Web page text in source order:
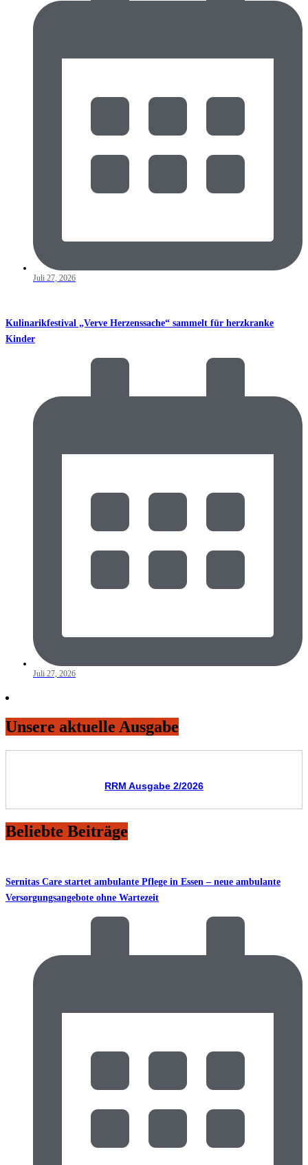
Juli 27, 2026
Kulinarikfestival „Verve Herzenssache“ sammelt für herzkranke
Kinder
Juli 27, 2026
Unsere aktuelle Ausgabe
RRM Ausgabe 2/2026
Beliebte Beiträge
Sernitas Care startet ambulante Pflege in Essen – neue ambulante
Versorgungsangebote ohne Wartezeit